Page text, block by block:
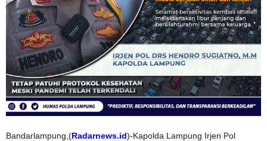
Bandarlampung,(Radarnews.id)-Kapolda Lampung Irjen Pol